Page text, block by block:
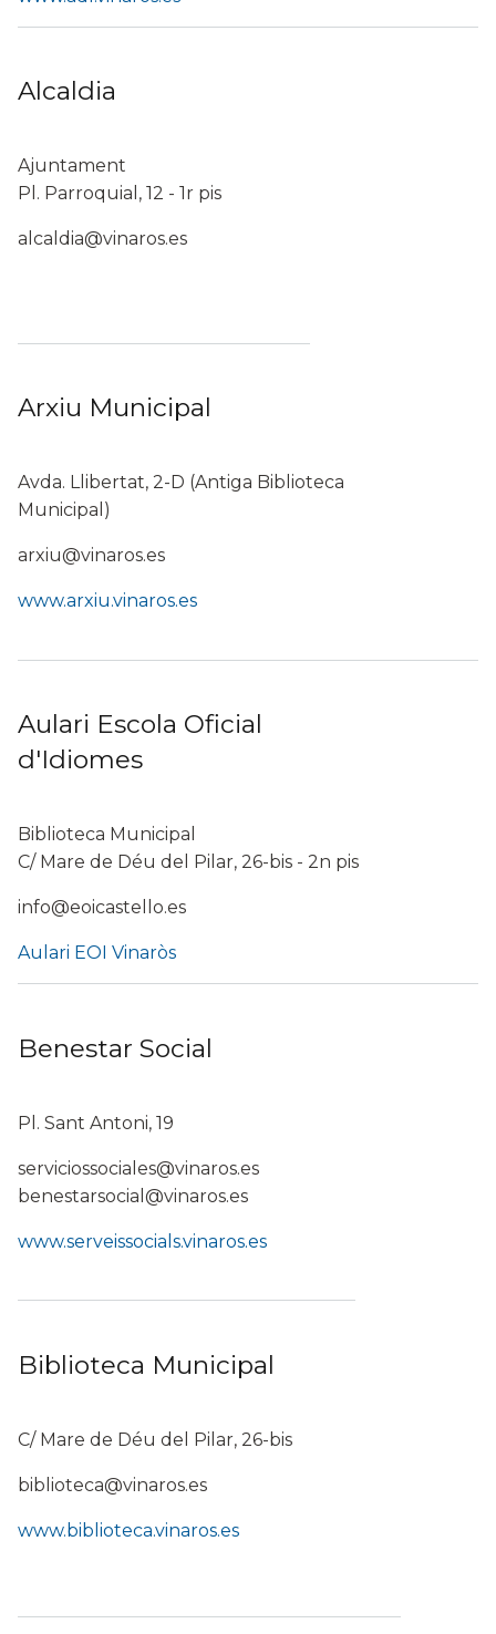
Alcaldia
Ajuntament
Pl. Parroquial, 12 - 1r pis
alcaldia@vinaros.es
Arxiu Municipal
Avda. Llibertat, 2-D (Antiga Biblioteca
Municipal)
arxiu@vinaros.es
www.arxiu.vinaros.es
Aulari Escola Oficial
d'Idiomes
Biblioteca Municipal
C/ Mare de Déu del Pilar, 26-bis - 2n pis
info@eoicastello.es
Aulari EOI Vinaròs
Benestar Social
Pl. Sant Antoni, 19
serviciossociales@vinaros.es
benestarsocial@vinaros.es
www.serveissocials.vinaros.es
Biblioteca Municipal
C/ Mare de Déu del Pilar, 26-bis
biblioteca@vinaros.es
www.biblioteca.vinaros.es